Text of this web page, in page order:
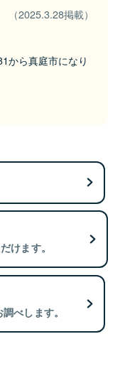
（2025.3.28掲載）
から真庭市になり
けます。
べします。